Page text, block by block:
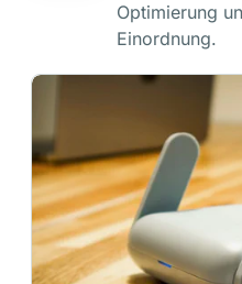
Optimierung
Einordnung.